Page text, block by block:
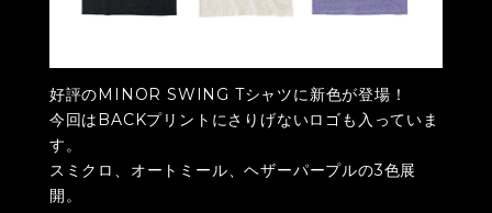
好評のMINOR SWING Tシャツに新色が登場！
今回はBACKプリントにさりげないロゴも入っていま
す。
スミクロ、オートミール、ヘザーパープルの3色展
開。